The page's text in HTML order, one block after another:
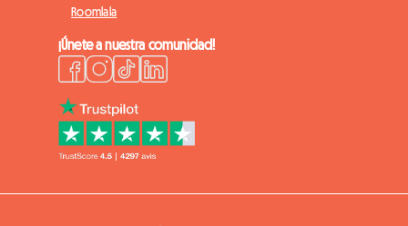
Roomlala
¡Únete a nuestra comunidad!